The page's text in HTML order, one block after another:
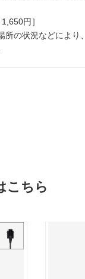
円］
所の状況などにより
こちら